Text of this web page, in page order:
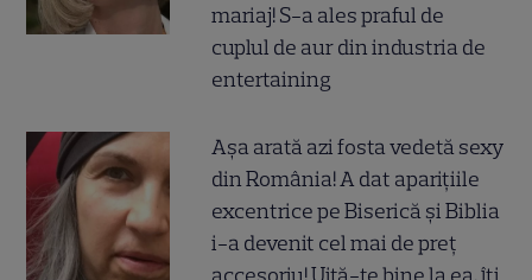
mariaj! S-a ales praful de
cuplul de aur din industria de
entertaining
Așa arată azi fosta vedetă sexy
din România! A dat aparițiile
excentrice pe Biserică și Biblia
i-a devenit cel mai de preț